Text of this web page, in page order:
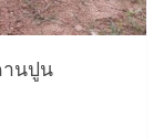
านปูน